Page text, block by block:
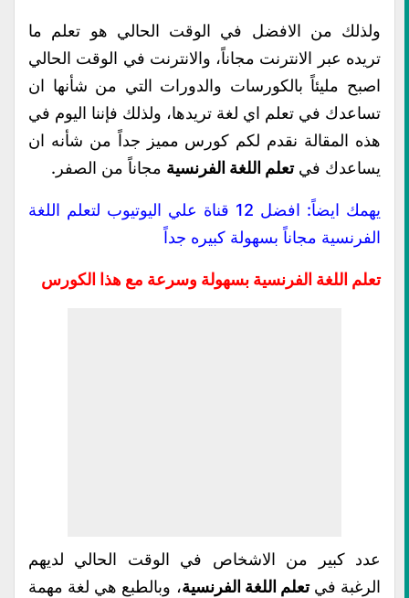
ولذلك من الافضل في الوقت الحالي هو تعلم ما
تريده عبر الانترنت مجاناً، والانترنت في الوقت الحالي
اصبح مليئاً بالكورسات والدورات التي من شأنها ان
تساعدك في تعلم اي لغة تريدها، ولذلك فإننا اليوم في
هذه المقالة نقدم لكم كورس مميز جداً من شأنه ان
يساعدك فيتعلم اللغة الفرنسية مجاناً من الصفر.
يهمك ايضاً:
افضل 12 قناة علي اليوتيوب لتعلم اللغة
الفرنسية مجاناً بسهولة كبيره جداً
تعلم اللغة الفرنسية بسهولة وسرعة مع هذا الكورس
عدد كبير من الاشخاص في الوقت الحالي لديهم
الرغبة فيتعلم اللغة الفرنسية، وبالطبع هي لغة مهمة